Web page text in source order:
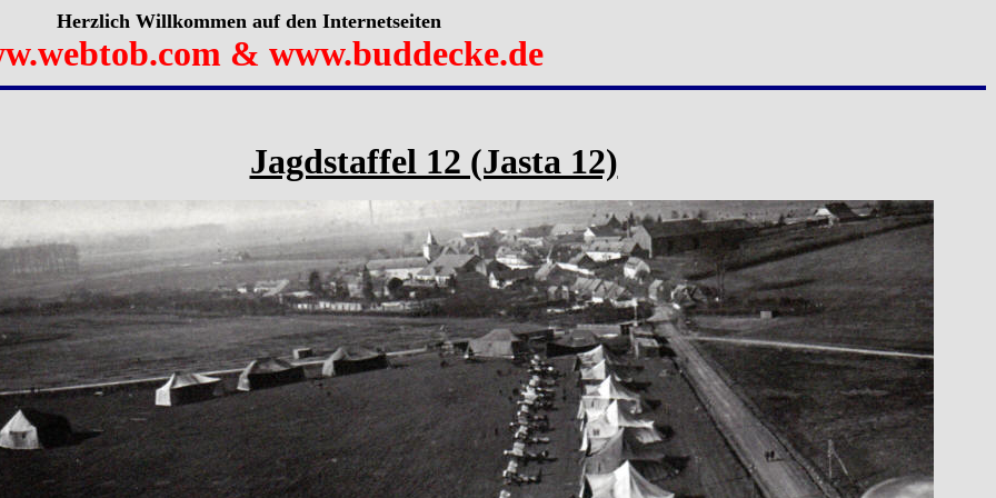
Herzlich Willkommen auf den Internetseiten
& www.buddecke.de
Jagdstaffel 12 (Jasta 12)